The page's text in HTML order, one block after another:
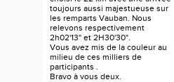
toujours aussi majestueuse sur
les remparts Vauban. Nous
relevons respectivement
2h02'13" et 2H30'30".
Vous avez mis de la couleur au
milieu de ces milliers de
participants .
Bravo à vous deux.